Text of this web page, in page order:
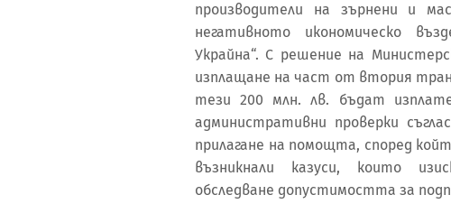
производители на зърнени и
негативното икономическо
Украйна“. С решение на
изплащане на част от втория
тези 200 млн. лв. бъдат
административни проверки
прилагане на помощта, според
възникнали казуси, които
обследване допустимостта за